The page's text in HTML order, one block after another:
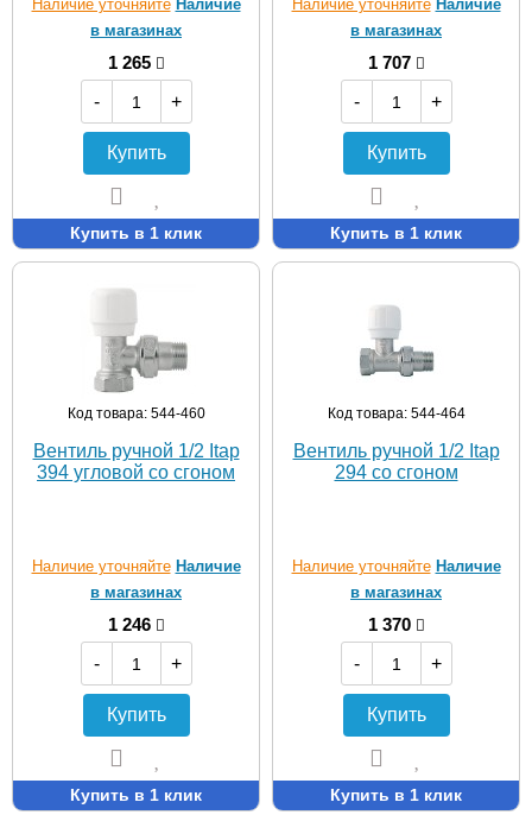
Наличие уточняйте Наличие
в магазинах
1 265
-
+
Купить
Купить в 1 клик
Наличие уточняйте Наличие
в магазинах
1 707
-
+
Купить
Купить в 1 клик
Код товара: 544-460
Вентиль ручной 1/2 Itap
394 угловой со сгоном
Наличие уточняйте Наличие
в магазинах
1 246
-
+
Купить
Купить в 1 клик
Код товара: 544-464
Вентиль ручной 1/2 Itap
294 со сгоном
Наличие уточняйте Наличие
в магазинах
1 370
-
+
Купить
Купить в 1 клик